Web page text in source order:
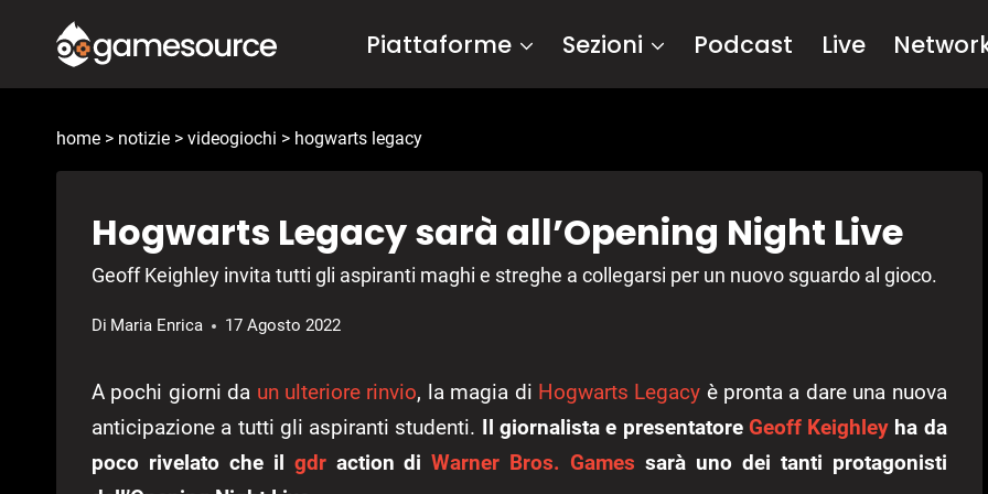
contenuto
Piattaforme Sezioni Podcast Live
home > notizie > videogiochi > hogwarts legacy
Hogwarts Legacy sarà all’Opening Night Live
Geoff Keighley invita tutti gli aspiranti maghi e streghe a collegarsi per un nuovo sguardo al gioco.
Di Maria Enrica 17 Agosto 2022
A pochi giorni da un ulteriore rinvio, la magia di Hogwarts Legacy è pronta a dare una nuova
anticipazione a tutti gli aspiranti studenti. Il giornalista e presentatore Geoff Keighley ha da
poco rivelato che il gdraction diWarner Bros. Games sarà uno dei tanti protagonisti